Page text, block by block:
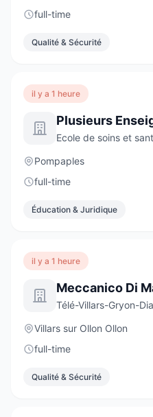
full-time
Qualité & Sécurité
il y a 1 heure
Ecole de soins et
Pompaples
full-time
Éducation & Juridique
il y a 1 heure
Meccanico Di
Télé-Villars-Gryon-
Villars sur Ollon Ollon
full-time
Qualité & Sécurité